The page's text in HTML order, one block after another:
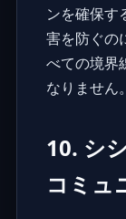
ンを確保す
害を防ぐの
べての境界
なりません。
10. シ
コミュ